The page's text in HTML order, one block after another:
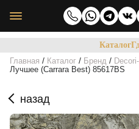
Каталог
Главная / Каталог / Бренд /
Лучшее (Carrara Best) 85617BS
назад